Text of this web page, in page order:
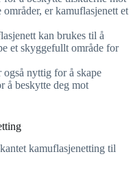
er kamuflasjenett et
kan brukes til å
et skyggefullt område for
nyttig for å skape
å beskytte deg mot
kamuflasjenetting til